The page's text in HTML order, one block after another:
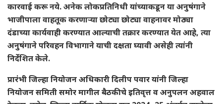
कारवाई करू नये. अनेक लोकप्रतिनिधी यांच्याकडून या अनुषंगाने
भाजीपाला वाहतूक करणाऱ्या छोट्या छोट्या वाहनावर मोठ्या
दंडाच्या कार्यवाही करण्यात आल्याची तक्रार करण्यात येत आहे, त्या
अनुषंगाने परिवहन विभागाने याची दक्षता घ्यावी असेही त्यांनी
निर्देशित केले.
प्रारंभी जिल्हा नियोजन अधिकारी दिलीप पवार यांनी जिल्हा
नियोजन समिती समोर मागील बैठकीचे इतिवृत्त व अनुपलन अहवाल